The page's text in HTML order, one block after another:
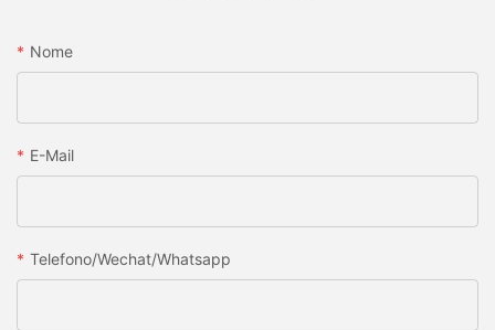
Nome
E-Mail
Telefono/wechat/whatsapp